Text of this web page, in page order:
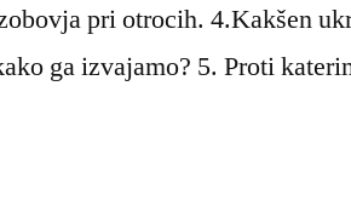
pri otrocih. 4.Kakšen
ga izvajamo? 5. Proti